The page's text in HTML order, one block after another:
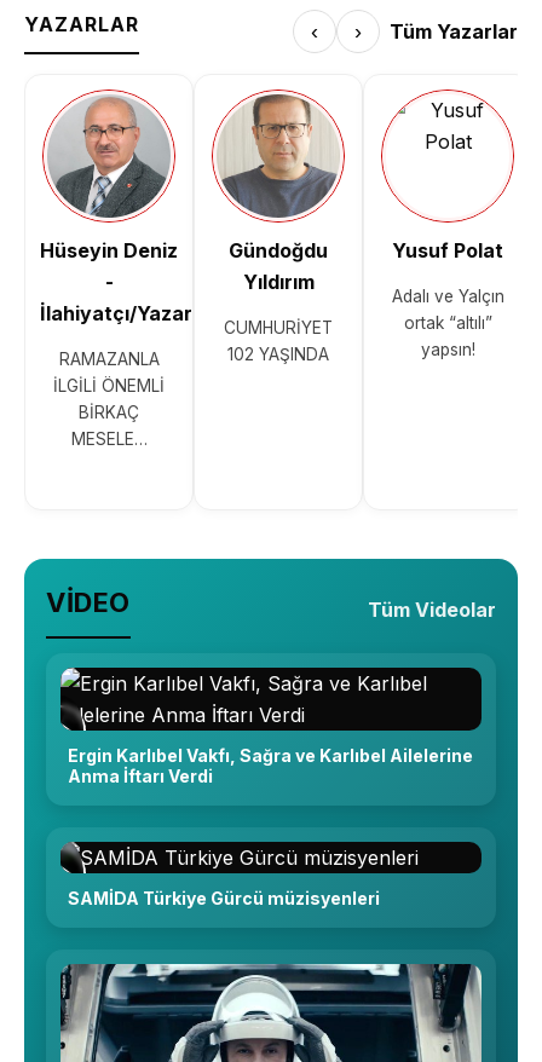
YAZARLAR ‹ › Tüm Yazarlar
Hüseyin Deniz
-
İlahiyatçı/Yazar
RAMAZANLA
İLGİLİ ÖNEMLİ
BİRKAÇ
MESELE…
Gündoğdu
Yıldırım
CUMHURİYET
102 YAŞINDA
Yusuf Polat
Adalı ve Yalçın
ortak “altılı”
yapsın!
VİDEO Tüm Videolar
Ergin Karlıbel Vakfı, Sağra ve Karlıbel Ailelerine
Anma İftarı Verdi
SAMİDA Türkiye Gürcü müzisyenleri